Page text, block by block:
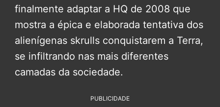
finalmente adaptar a HQ de 2008 que
mostra a épica e elaborada tentativa dos
alienígenas skrulls conquistarem a Terra,
se infiltrando nas mais diferentes
camadas da sociedade.
PUBLICIDADE